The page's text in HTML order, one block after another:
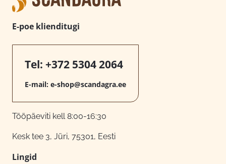
E-poe klienditugi
Tel: +372 5304 2064
E-mail: e-shop@scandagra.ee
Tööpäeviti kell 8:00-16:30
Kesk tee 3, Jüri, 75301, Eesti
Lingid